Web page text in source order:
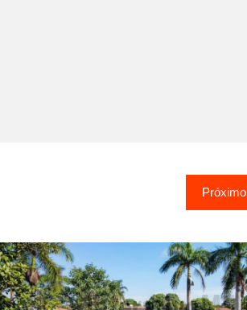
Próximo